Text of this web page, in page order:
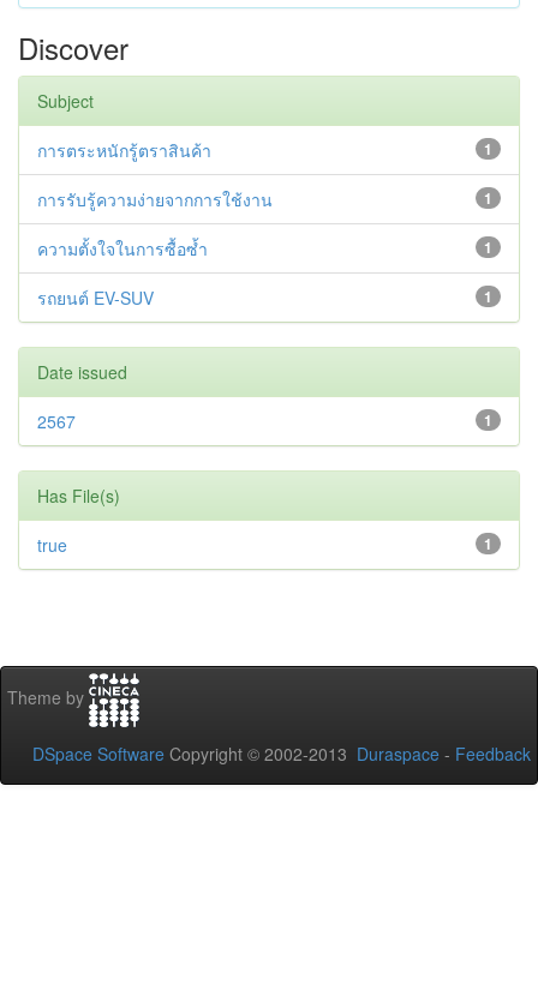
Discover
Subject
1
การตระหนักรู้ตราสินค้า
1
การรับรู้ความง่ายจากการใช้งาน
1
ความตั้งใจในการซื้อซ้ำ
1
รถยนต์ EV-SUV
Date issued
1
2567
Has File(s)
1
true
Theme by
DSpace Software Copyright © 2002-2013 Duraspace - Feedback